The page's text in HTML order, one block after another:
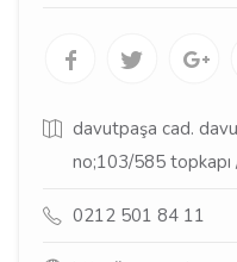
davutpaşa cad.
no;103/585 topkapı
0212 501 84 11